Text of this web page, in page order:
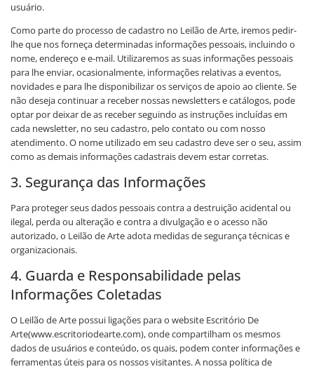
usuário.
Como parte do processo de cadastro no Leilão de Arte, iremos pedir-
lhe que nos forneça determinadas informações pessoais, incluindo o
nome, endereço e e-mail. Utilizaremos as suas informações pessoais
para lhe enviar, ocasionalmente, informações relativas a eventos,
novidades e para lhe disponibilizar os serviços de apoio ao cliente. Se
não deseja continuar a receber nossas newsletters e catálogos, pode
optar por deixar de as receber seguindo as instruções incluídas em
cada newsletter, no seu cadastro, pelo contato ou com nosso
atendimento. O nome utilizado em seu cadastro deve ser o seu, assim
como as demais informações cadastrais devem estar corretas.
3. Segurança das Informações
Para proteger seus dados pessoais contra a destruição acidental ou
ilegal, perda ou alteração e contra a divulgação e o acesso não
autorizado, o Leilão de Arte adota medidas de segurança técnicas e
organizacionais.
4. Guarda e Responsabilidade pelas
Informações Coletadas
O Leilão de Arte possui ligações para o website Escritório De
Arte(www.escritoriodearte.com), onde compartilham os mesmos
dados de usuários e conteúdo, os quais, podem conter informações e
ferramentas úteis para os nossos visitantes. A nossa política de